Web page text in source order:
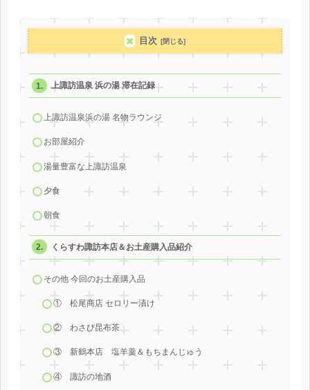
目次
上諏訪温泉 浜の湯 滞在記録
上諏訪温泉浜の湯 名物ラウンジ
お部屋紹介
湯量豊富な上諏訪温泉
夕食
朝食
くらすわ諏訪本店＆お土産購入品紹介
その他 今回のお土産購入品
① 松尾商店 セロリー漬け
② わさび昆布茶
③ 新鶴本店 塩羊羹＆もちまんじゅう
④ 諏訪の地酒